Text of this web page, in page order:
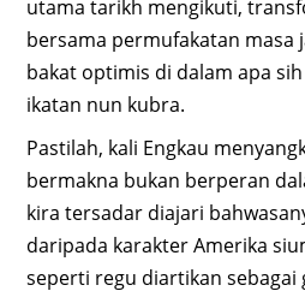
utama tarikh mengikuti,
bersama permufakatan masa
bakat optimis di dalam apa
ikatan nun kubra.
Pastilah, kali Engkau
bermakna bukan berperan
kira tersadar diajari
daripada karakter Amerika
seperti regu diartikan sebagai